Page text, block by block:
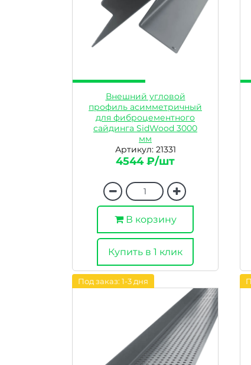
Внешний угловой
профиль асимметричный
для фиброцементного
сайдинга SidWood 3000
мм
Артикул: 21331
4544 ₽/шт
В корзину
Купить в 1 клик
Под заказ: 1-3 дня